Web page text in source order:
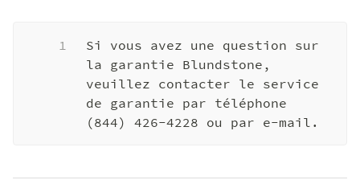
1
Si vous avez une question sur
la garantie Blundstone,
veuillez contacter le service
de garantie par téléphone
(844) 426-4228 ou par e-mail.